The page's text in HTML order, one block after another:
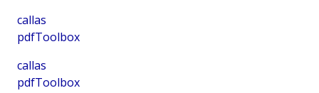
callas
pdfToolbox
callas
pdfToolbox